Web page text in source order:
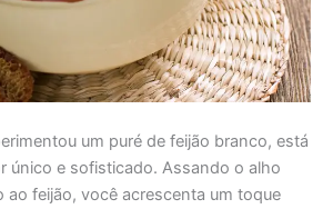
um puré de feijão branco, está
único e sofisticado. Assando o alho
ao feijão, você acrescenta um toque